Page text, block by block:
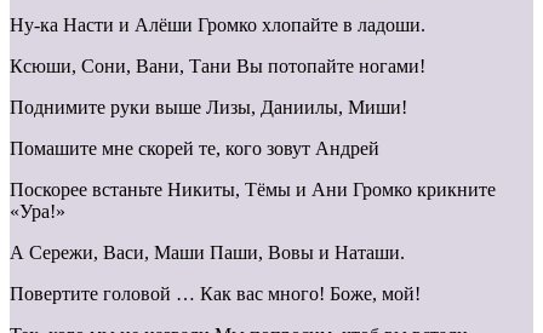
Ну-ка Насти и Алёши Громко хлопайте в ладоши.
Ксюши, Сони, Вани, Тани Вы потопайте ногами!
Поднимите руки выше Лизы, Даниилы, Миши!
Помашите мне скорей те, кого зовут Андрей
Поскорее встаньте Никиты, Тёмы и Ани Громко крикните
«Ура!»
А Сережи, Васи, Маши Паши, Вовы и Наташи.
Повертите головой … Как вас много! Боже, мой!